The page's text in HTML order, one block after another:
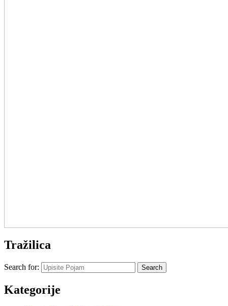
Tražilica
Search for:
Kategorije